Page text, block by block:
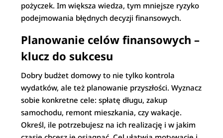
pożyczek. Im większa wiedza, tym mniejsze ryzyko
podejmowania błędnych decyzji finansowych.
Planowanie celów finansowych –
klucz do sukcesu
Dobry budżet domowy to nie tylko kontrola
wydatków, ale też planowanie przyszłości. Wyznacz
sobie konkretne cele: spłatę długu, zakup
samochodu, remont mieszkania, czy wakacje.
Określ, ile potrzebujesz na ich realizację i w jakim